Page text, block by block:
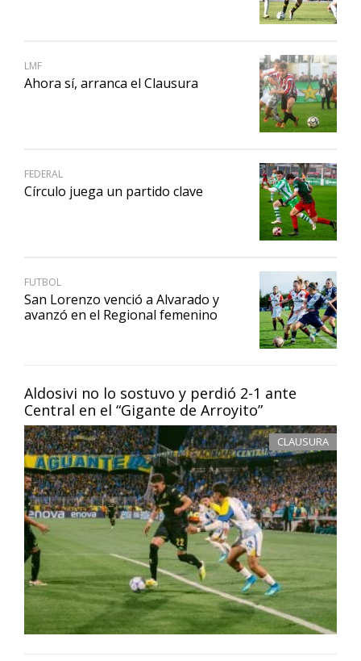
Aldosivi no lo sostuvo y perdió 2-1 ante
Central en el “Gigante de Arroyito”
CLAUSURA
LMF
Ahora sí, arranca el Clausura
FEDERAL
Círculo juega un partido clave
FUTBOL
San Lorenzo venció a Alvarado y
avanzó en el Regional femenino